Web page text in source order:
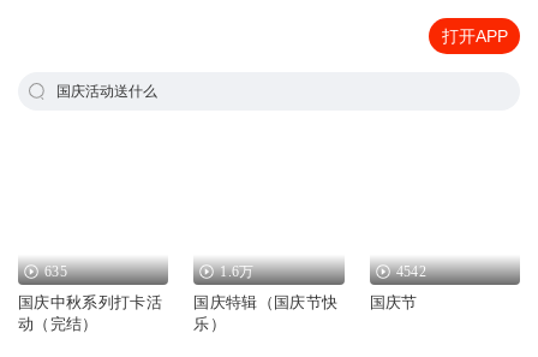
打开APP
国庆活动送什么
635
国庆中秋系列打卡活
动（完结）
1.6万
国庆特辑（国庆节快
乐）
4542
国庆节